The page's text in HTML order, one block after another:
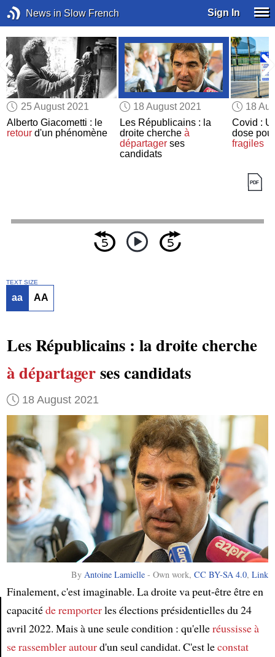
News in Slow French Sign In
25 August 2021
Alberto Giacometti : le
retour d'un phénomène
18 August 2021
Les Républicains : la
droite cherche à
départagerses
candidats
18
Covid :
dose
fragiles
Article
TEXT SIZE
aa AA
Les Républicains : la droite cherche
à départagerses candidats
18 August 2021
ByAntoine Lamielle -Own work,CC BY-SA 4.0,Link
Finalement, c'est imaginable. La droite va peut-être être en
capacitéde remporterles élections présidentielles du 24
avril 2022. Mais à une seule condition : qu'elleréussisseà
se rassembler autourd'un seul candidat. C'est leconstat